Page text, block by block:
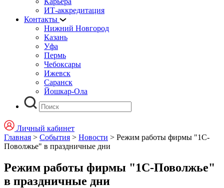
ИТ-аккредитация
Контакты
Нижний Новгород
Казань
Уфа
Пермь
Чебоксары
Ижевск
Саранск
Йошкар-Ола
Личный кабинет
Главная > События > Новости > Режим работы фирмы "1С-
Поволжье" в праздничные дни
Режим работы фирмы "1С-Поволжье"
в праздничные дни